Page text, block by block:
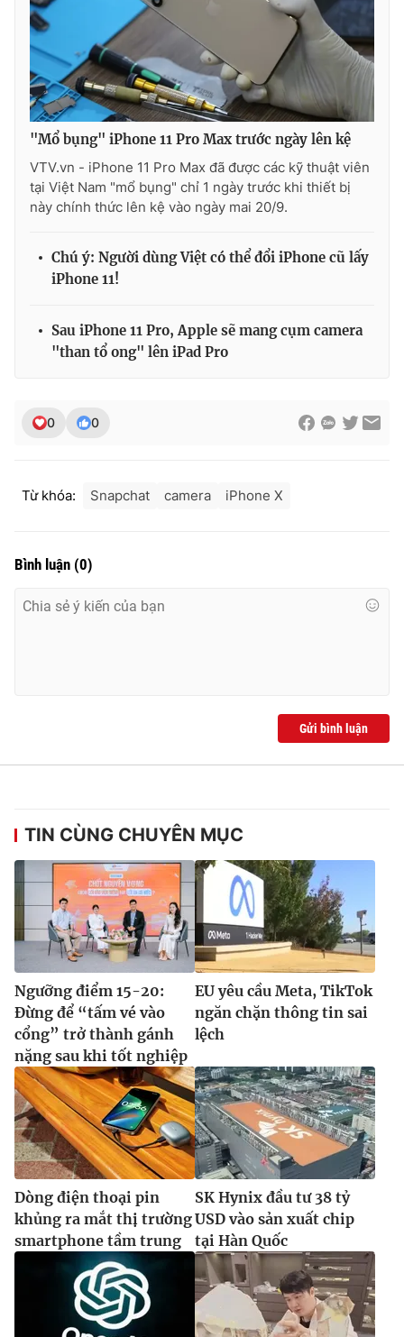
THỜI BÁO VTV
Theo dõi báo trên
Cơ quan báo chí:Thời báo VTV
Giấy phép hoạt động báo in và báo điện tử số 483/GP-BTTTT
Phó Tổng Biên tập:
Nguyễn Thị Mỹ Hạnh, Phạm Quốc Thắng,
Ðiện thoại Thời báo VTV:
® Cấm sao chép dưới mọi hình thức nếu không có sự chấp
thuận bằng văn bản. Ghi rõ nguồn VTV.vn khi phát hành lại
"Mổ bụng" iPhone 11 Pro Max trước ngày lên kệ
VTV.vn - iPhone 11 Pro Max đã được các kỹ thuật viên
tại Việt Nam "mổ bụng" chỉ 1 ngày trước khi thiết bị
này chính thức lên kệ vào ngày mai 20/9.
Chú ý: Người dùng Việt có thể đổi iPhone cũ lấy
iPhone 11!
Sau iPhone 11 Pro, Apple sẽ mang cụm camera
"than tổ ong" lên iPad Pro
0 0
Từ khóa: Snapchat camera iPhone X
Bình luận (0)
Gửi bình luận
TIN CÙNG CHUYÊN MỤC
Ngưỡng điểm 15-20:
Đừng để “tấm vé vào
cổng” trở thành gánh
nặng sau khi tốt nghiệp
EU yêu cầu Meta, TikTok
ngăn chặn thông tin sai
lệch
Dòng điện thoại pin
khủng ra mắt thị trường
smartphone tầm trung
SK Hynix đầu tư 38 tỷ
USD vào sản xuất chip
tại Hàn Quốc